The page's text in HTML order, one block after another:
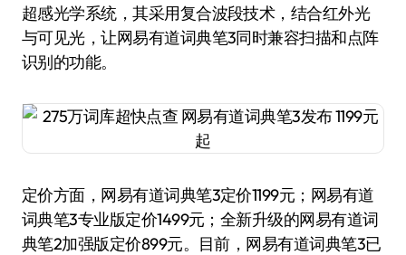
超感光学系统，其采用复合波段技术，结合红外光
与可见光，让网易有道词典笔3同时兼容扫描和点阵
识别的功能。
定价方面，网易有道词典笔3定价1199元；网易有道
词典笔3专业版定价1499元；全新升级的网易有道词
典笔2加强版定价899元。目前，网易有道词典笔3已